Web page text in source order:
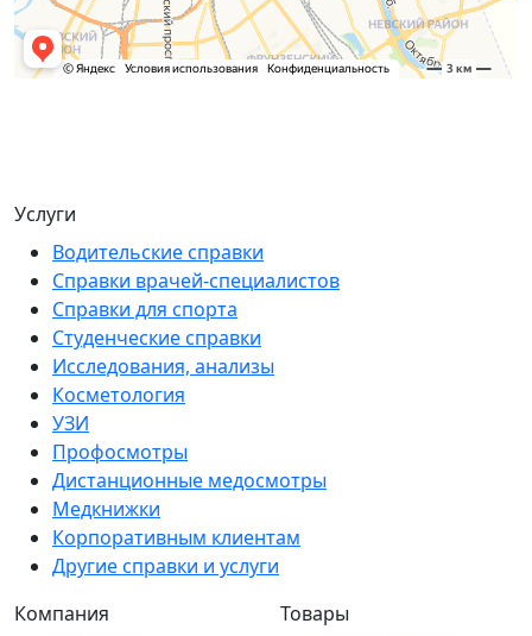
Услуги
Водительские справки
Справки врачей-специалистов
Справки для спорта
Студенческие справки
Исследования, анализы
Косметология
УЗИ
Профосмотры
Дистанционные медосмотры
Медкнижки
Корпоративным клиентам
Другие справки и услуги
Компания
Товары